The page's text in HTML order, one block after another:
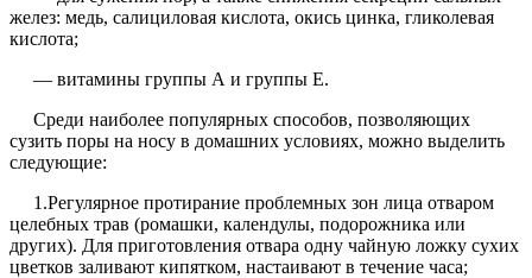
желез: медь, салициловая кислота, окись цинка, гликолевая
кислота;
— витамины группы А и группы Е.
Среди наиболее популярных способов, позволяющих
сузить поры на носу в домашних условиях, можно выделить
следующие:
1.Регулярное протирание проблемных зон лица отваром
целебных трав (ромашки, календулы, подорожника или
других). Для приготовления отвара одну чайную ложку сухих
цветков заливают кипятком, настаивают в течение часа;